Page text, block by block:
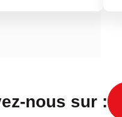
nous sur :